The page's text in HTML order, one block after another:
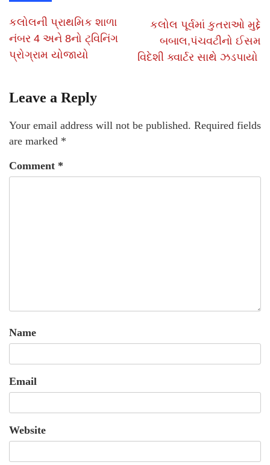
કલોલની પ્રાથમિક શાળા
નંબર 4 અને 8નો ટ્વિનિંગ
પ્રોગ્રામ યોજાયો
કલોલ પૂર્વમાં કુતરાઓ મુદ્દે
બબાલ,પંચવટીનો ઈસમ
વિદેશી ક્વાર્ટર સાથે ઝડપાયો
Leave a Reply
Your email address will not be published. Required fields
are marked *
Comment *
Name
Email
Website